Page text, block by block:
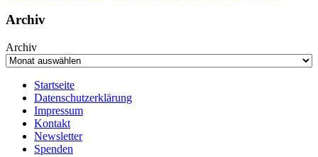
Archiv
Archiv
Startseite
Datenschutzerklärung
Impressum
Kontakt
Newsletter
Spenden